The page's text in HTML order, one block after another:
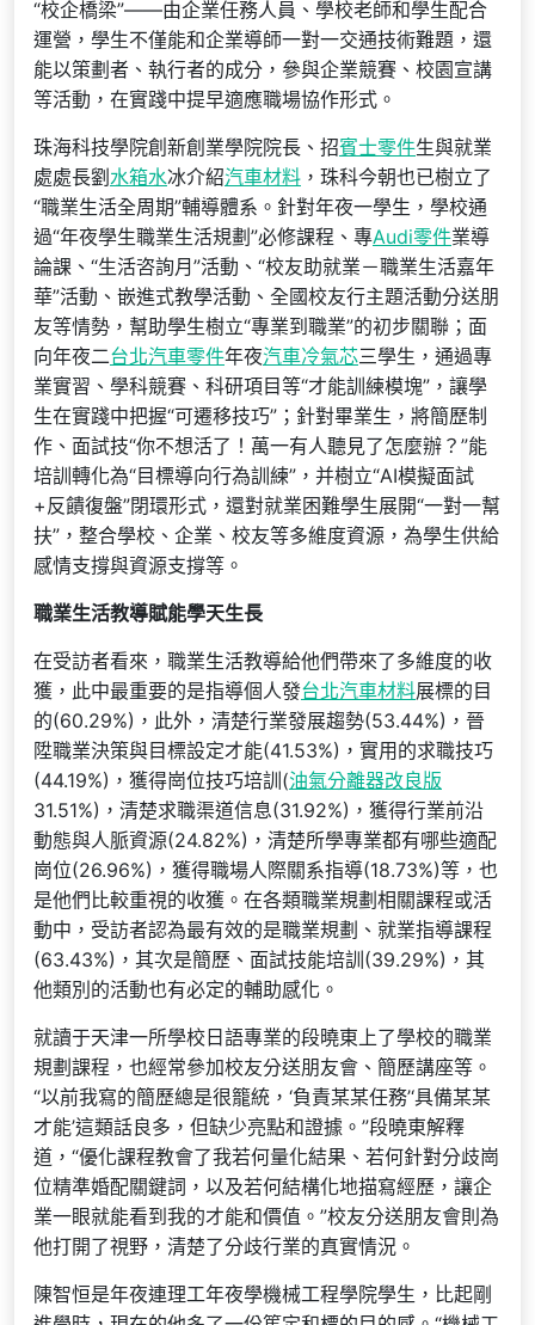
“校企橋梁”——由企業任務人員、學校老師和學生配合
運營，學生不僅能和企業導師一對一交通技術難題，還
能以策劃者、執行者的成分，參與企業競賽、校園宣講
等活動，在實踐中提早適應職場協作形式。
珠海科技學院創新創業學院院長、招賓士零件生與就業
處處長劉 水箱水冰介紹汽車材料 ，珠科今朝也已樹立了
“職業生活全周期”輔導體系。針對年夜一學生，學校通
過“年夜學生職業生活規劃”必修課程、專Audi零件業導
論課、“生活咨詢月”活動、“校友助就業－職業生活嘉年
華”活動、嵌進式教學活動、全國校友行主題活動分送朋
友等情勢，幫助學生樹立“專業到職業”的初步關聯；面
向年夜二台北汽車零件年夜汽車冷氣芯三學生，通過專
業實習、學科競賽、科研項目等“才能訓練模塊”，讓學
生在實踐中把握“可遷移技巧”；針對畢業生，將簡歷制
作、面試技“你不想活了！萬一有人聽見了怎麼辦？”能
培訓轉化為“目標導向行為訓練”，并樹立“AI模擬面試
+反饋復盤”閉環形式，還對就業困難學生展開“一對一幫
扶”，整合學校、企業、校友等多維度資源，為學生供給
感情支撐與資源支撐等。
職業生活教導賦能學天生長
在受訪者看來，職業生活教導給他們帶來了多維度的收
獲，此中最重要的是指導個人發台北汽車材料展標的目
的(60.29%)，此外，清楚行業發展趨勢(53.44%)，晉
陞職業決策與目標設定才能(41.53%)，實用的求職技巧
(44.19%)，獲得崗位技巧培訓(油氣分離器改良版
31.51%)，清楚求職渠道信息(31.92%)，獲得行業前沿
動態與人脈資源(24.82%)，清楚所學專業都有哪些適配
崗位(26.96%)，獲得職場人際關系指導(18.73%)等，也
是他們比較重視的收獲。在各類職業規劃相關課程或活
動中，受訪者認為最有效的是職業規劃、就業指導課程
(63.43%)，其次是簡歷、面試技能培訓(39.29%)，其
他類別的活動也有必定的輔助感化。
就讀于天津一所學校日語專業的段曉東上了學校的職業
規劃課程，也經常參加校友分送朋友會、簡歷講座等。
“以前我寫的簡歷總是很籠統，‘負責某某任務’‘具備某某
才能’這類話良多，但缺少亮點和證據。”段曉東解釋
道，“優化課程教會了我若何量化結果、若何針對分歧崗
位精準婚配關鍵詞，以及若何結構化地描寫經歷，讓企
業一眼就能看到我的才能和價值。”校友分送朋友會則為
他打開了視野，清楚了分歧行業的真實情況。
陳智恒是年夜連理工年夜學機械工程學院學生，比起剛